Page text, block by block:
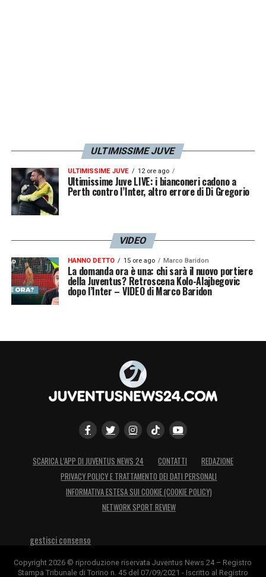
ULTIMISSIME JUVE
ULTIMISSIME JUVE 12 ore ago
Ultimissime Juve LIVE: i bianconeri cadono a
Perth contro l’Inter, altro errore di Di Gregorio
VIDEO
HANNO DETTO 15 ore ago Marco Baridon
La domanda ora è una: chi sarà il nuovo portiere
della Juventus? Retroscena Kolo-Alajbegovic
dopo l’Inter – VIDEO di Marco Baridon
SCARICA L’APP DI JUVENTUS NEWS 24 CONTATTI
REDAZIONE
PRIVACY POLICY E TRATTAMENTO DEI DATI PERSONALI
INFORMATIVA ESTESA SUI COOKIE (COOKIE POLICY)
NETWORK SPORT REVIEW
gestisci consenso
Copyright 2026 © riproduzione riservata Juventus News 24 – Registro
Stampa Tribunale di Torino n. 45 del 07/09/2021 - Iscritto al Registro